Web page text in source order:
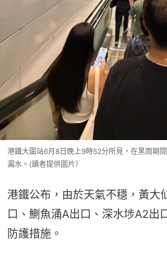
港鐵大圍站6月8日晚上9時52分所見，在黑雨期
漏水。(讀者提供圖片）
港鐵公布，由於天氣不穩，黃大
口、鰂魚涌A出口、深水埗A2出
防護措施。